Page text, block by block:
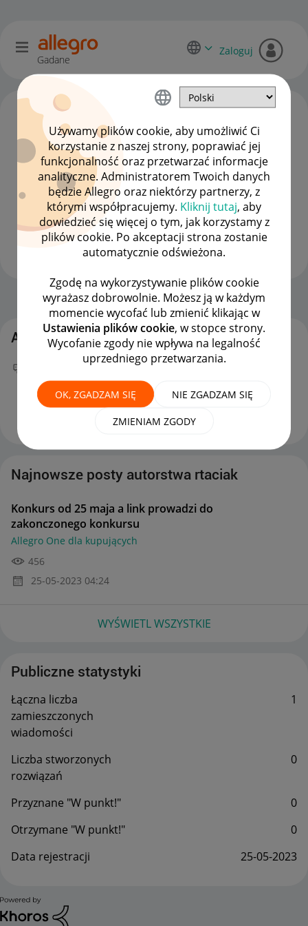
Używamy plików cookie, aby umożliwić Ci
korzystanie z naszej strony, poprawiać jej
funkcjonalność oraz przetwarzać informacje
analityczne. Administratorem Twoich danych
będzie Allegro oraz niektórzy partnerzy, z
którymi współpracujemy. Kliknij tutaj, aby
dowiedzieć się więcej o tym, jak korzystamy z
plików cookie. Po akceptacji strona zostanie
automatycznie odświeżona.
Zgodę na wykorzystywanie plików cookie
wyrażasz dobrowolnie. Możesz ją w każdym
momencie wycofać lub zmienić klikając w
Ustawienia plików cookie, w stopce strony.
Wycofanie zgody nie wpływa na legalność
uprzedniego przetwarzania.
OK, ZGADZAM SIĘ NIE ZGADZAM SIĘ
ZMIENIAM ZGODY
Gadane
Zaloguj
rtaciak
#1 Nowicjusz
Strona Główna OPCJE
Aktywność rtaciak
Twój nowy wpis
Konkurs od 25 maja a link
prowadzi do zakonczonego konkursu
Allegro One dla kupujących można już podziwiać :)
04:24
Najnowsze posty autorstwa rtaciak
Konkurs od 25 maja a link prowadzi do
zakonczonego konkursu
Allegro One dla kupujących
456
‎25-05-2023 04:24
WYŚWIETL WSZYSTKIE
Publiczne statystyki
Łączna liczba
zamieszczonych
wiadomości
1
Liczba stworzonych
rozwiązań
0
Przyznane "W punkt!"
0
Otrzymane "W punkt!"
0
Data rejestracji
‎25-05-2023